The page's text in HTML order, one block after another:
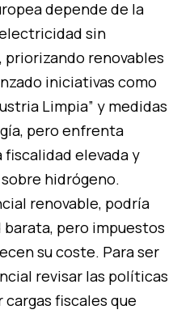
depende de la
sin
renovables
iniciativas como
Limpia” y medidas
pero enfrenta
elevada y
hidrógeno.
renovable, podría
pero impuestos
su coste. Para ser
revisar las políticas
fiscales que